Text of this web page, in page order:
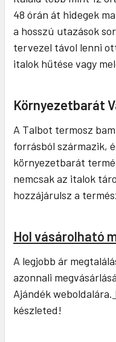
48 órán át hidegek
a hosszú utazások
tervezel távol lenni
italok hűtése vagy
Környezetbarát
A Talbot termosz
forrásból származik,
környezetbarát
nemcsak az italok
hozzájárulsz a
Hol vásárolható
A legjobb ár
azonnali
Ajándék weboldalára.
készleted!